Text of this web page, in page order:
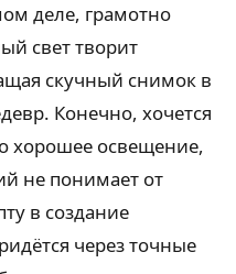
деле, грамотно
свет творит
скучный снимок в
Конечно, хочется
хорошее освещение,
не понимает от
в создание
через точные